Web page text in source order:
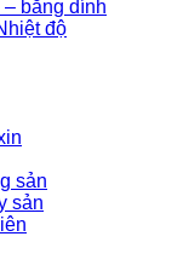
băng dính
độ
sản
sản